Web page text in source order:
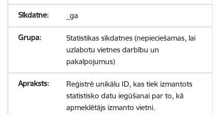
_ga
Statistikas sīkdatnes (nepieciešamas, lai
uzlabotu vietnes darbību un
pakalpojumus)
Reģistrē unikālu ID, kas tiek izmantots
statistisko datu iegūšanai par to, kā
apmeklētājs izmanto vietni.